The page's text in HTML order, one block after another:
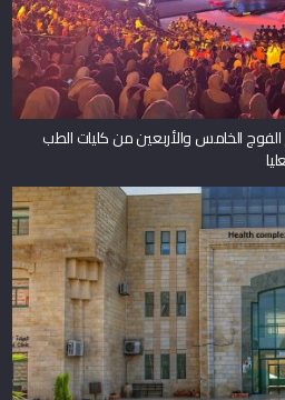
الخامس والأربعين من كليات الطب